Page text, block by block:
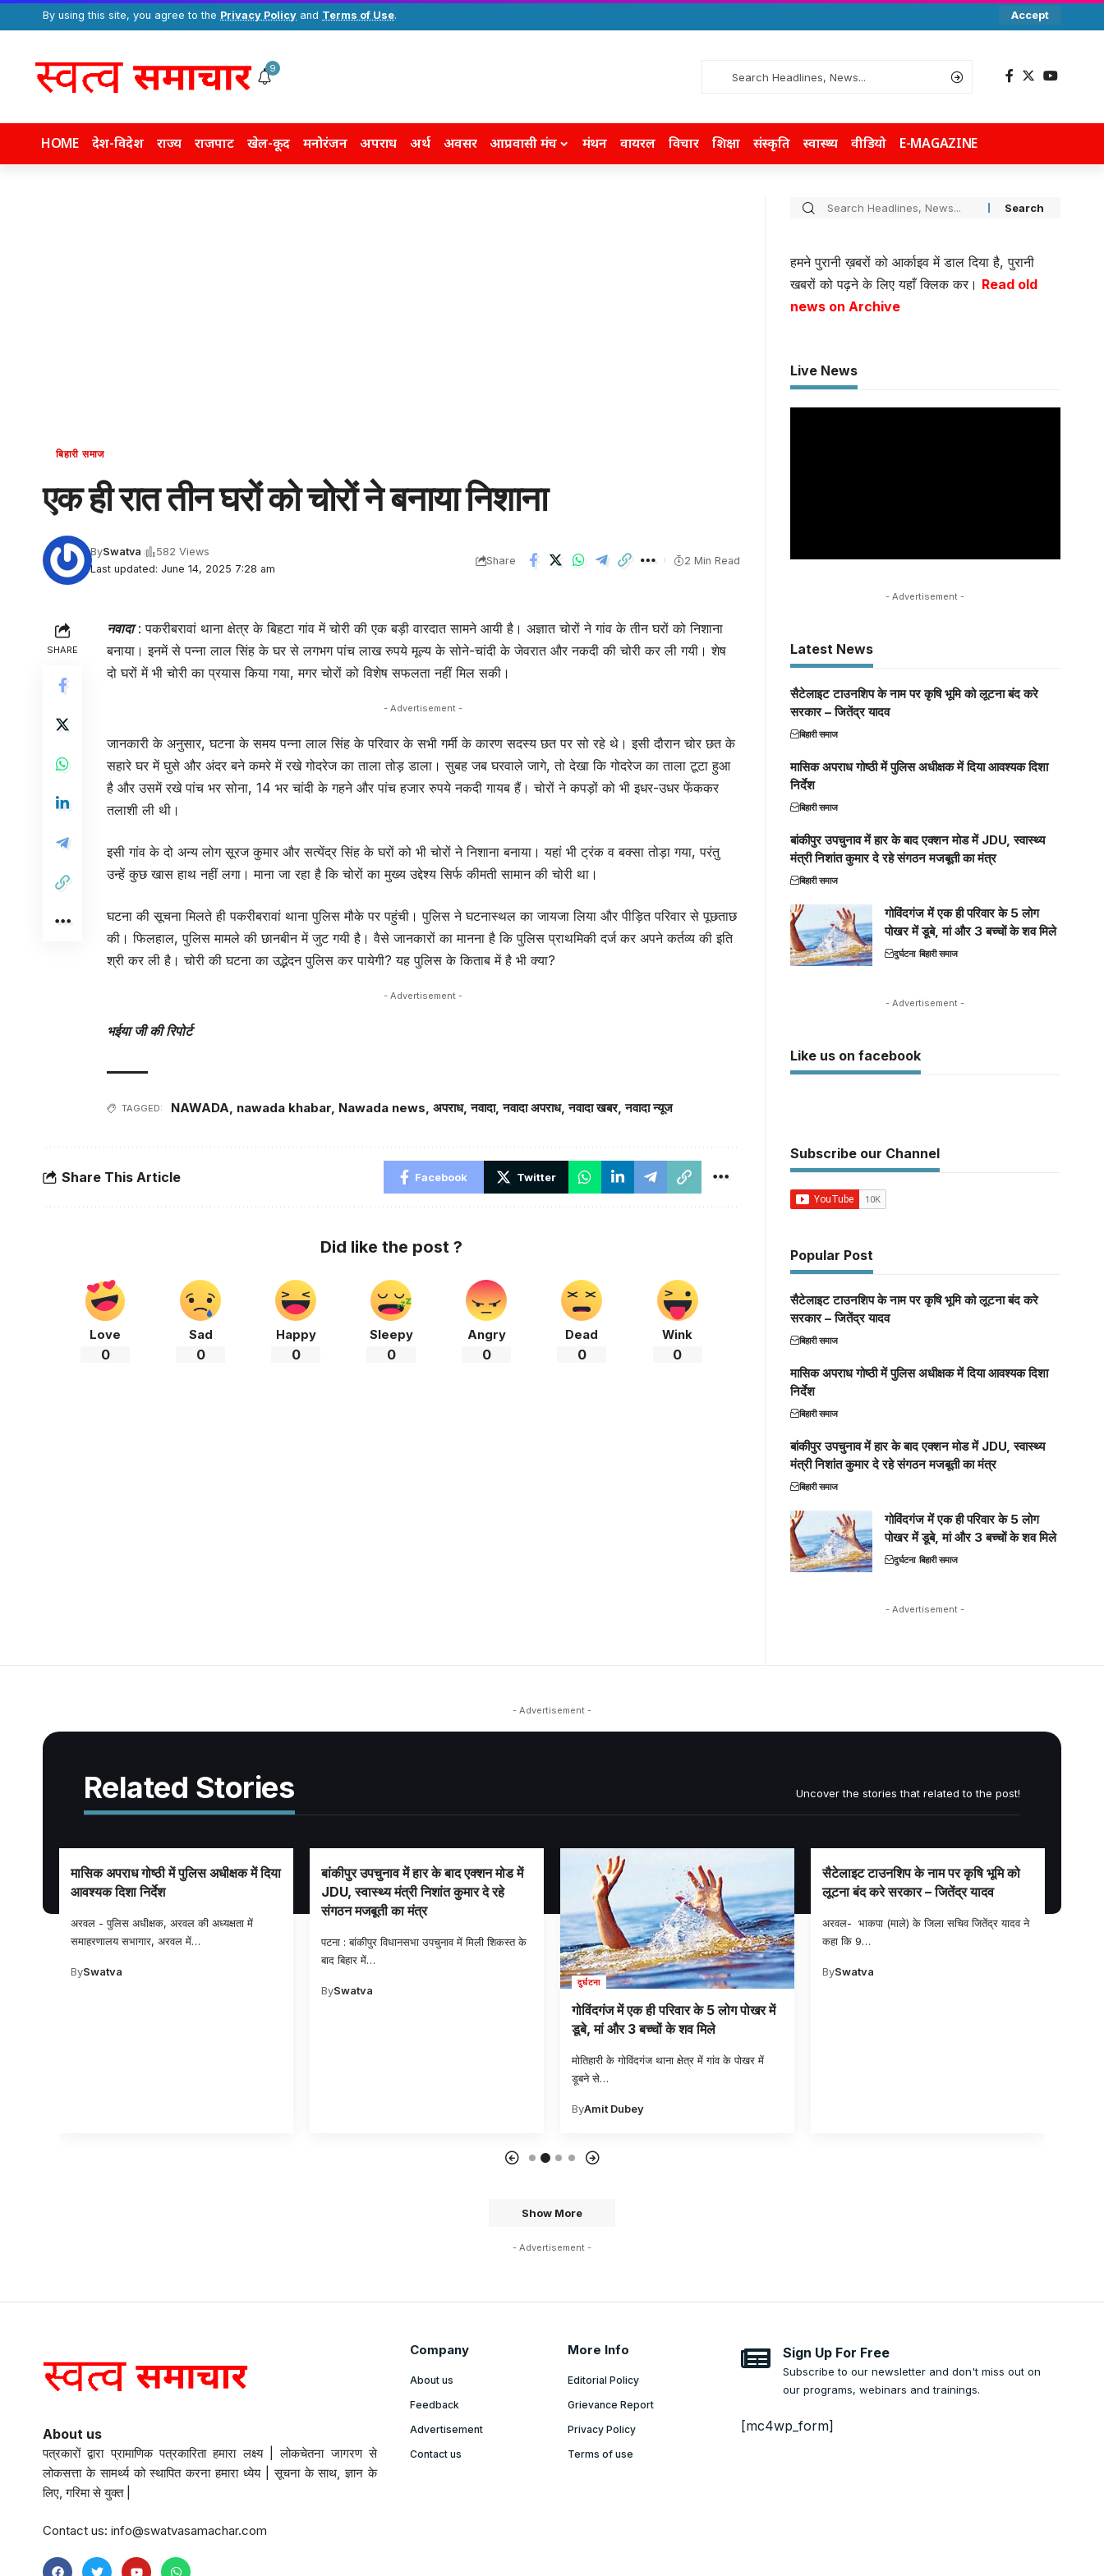
By using this site, you agree to the Privacy Policy and Terms of Use. Accept
9
HOME देश-विदेश राज्य राजपाट खेल-कूद मनोरंजन अपराध अर्थ अवसर आप्रवासी मंच मंथन वायरल विचार शिक्षा संस्कृति स्वास्थ्य वीडियो E-MAGAZINE
बिहारी समाज
एक ही रात तीन घरों को चोरों ने बनाया निशाना
Last updated: June 14, 2025 7:28 am
BySwatva 582 Views
Share 2 Min Read
SHARE
नवादा: पकरीबरावां थाना क्षेत्र के बिहटा गांव में चोरी की एक बड़ी वारदात सामने आयी है। अज्ञात चोरों ने गांव के तीन घरों को निशाना
बनाया। इनमें से पन्ना लाल सिंह के घर से लगभग पांच लाख रुपये मूल्य के सोने-चांदी के जेवरात और नकदी की चोरी कर ली गयी। शेष
दो घरों में भी चोरी का प्रयास किया गया, मगर चोरों को विशेष सफलता नहीं मिल सकी।
- Advertisement -
जानकारी के अनुसार, घटना के समय पन्ना लाल सिंह के परिवार के सभी गर्मी के कारण सदस्य छत पर सो रहे थे। इसी दौरान चोर छत के
सहारे घर में घुसे और अंदर बने कमरे में रखे गोदरेज का ताला तोड़ डाला। सुबह जब घरवाले जागे, तो देखा कि गोदरेज का ताला टूटा हुआ
है और उसमें रखे पांच भर सोना, 14 भर चांदी के गहने और पांच हजार रुपये नकदी गायब हैं। चोरों ने कपड़ों को भी इधर-उधर फेंककर
तलाशी ली थी।
इसी गांव के दो अन्य लोग सूरज कुमार और सत्येंद्र सिंह के घरों को भी चोरों ने निशाना बनाया। यहां भी ट्रंक व बक्सा तोड़ा गया, परंतु
उन्हें कुछ खास हाथ नहीं लगा। माना जा रहा है कि चोरों का मुख्य उद्देश्य सिर्फ कीमती सामान की चोरी था।
घटना की सूचना मिलते ही पकरीबरावां थाना पुलिस मौके पर पहुंची। पुलिस ने घटनास्थल का जायजा लिया और पीड़ित परिवार से पूछताछ
की। फिलहाल, पुलिस मामले की छानबीन में जुट गयी है। वैसे जानकारों का मानना है कि पुलिस प्राथमिकी दर्ज कर अपने कर्तव्य की इति
श्री कर ली है। चोरी की घटना का उद्भेदन पुलिस कर पायेगी? यह पुलिस के किताब में है भी क्या?
- Advertisement -
भईया जी की रिपोर्ट
TAGGED: NAWADA, nawada khabar, Nawada news, अपराध,नवादा,नवादा अपराध,नवादा खबर,नवादा न्यूज
Share This Article Facebook Twitter
Did like the post ?
Love
0
Sad
0
Happy
0
Sleepy
0
Angry
0
Dead
0
Wink
0
हमने पुरानी ख़बरों को आर्काइव में डाल दिया है, पुरानी
खबरों को पढ़ने के लिए यहाँ क्लिक कर। Read old
news on Archive
Live News
- Advertisement -
Latest News
सैटेलाइट टाउनशिप के नाम पर कृषि भूमि को लूटना बंद करे
सरकार – जितेंद्र यादव
बिहारी समाज
मासिक अपराध गोष्ठी में पुलिस अधीक्षक में दिया आवश्यक दिशा
निर्देश
बिहारी समाज
बांकीपुर उपचुनाव में हार के बाद एक्शन मोड में JDU, स्वास्थ्य
मंत्री निशांत कुमार दे रहे संगठन मजबूती का मंत्र
बिहारी समाज
गोविंदगंज में एक ही परिवार के 5 लोग
पोखर में डूबे, मां और 3 बच्चों के शव मिले
दुर्घटना बिहारी समाज
- Advertisement -
Like us on facebook
Subscribe our Channel
Popular Post
सैटेलाइट टाउनशिप के नाम पर कृषि भूमि को लूटना बंद करे
सरकार – जितेंद्र यादव
बिहारी समाज
मासिक अपराध गोष्ठी में पुलिस अधीक्षक में दिया आवश्यक दिशा
निर्देश
बिहारी समाज
बांकीपुर उपचुनाव में हार के बाद एक्शन मोड में JDU, स्वास्थ्य
मंत्री निशांत कुमार दे रहे संगठन मजबूती का मंत्र
बिहारी समाज
गोविंदगंज में एक ही परिवार के 5 लोग
पोखर में डूबे, मां और 3 बच्चों के शव मिले
दुर्घटना बिहारी समाज
- Advertisement -
- Advertisement -
Related Stories Uncover the stories that related to the post!
मासिक अपराध गोष्ठी में पुलिस अधीक्षक में दिया
आवश्यक दिशा निर्देश
अरवल - पुलिस अधीक्षक, अरवल की अध्यक्षता में
समाहरणालय सभागार, अरवल में…
BySwatva
बांकीपुर उपचुनाव में हार के बाद एक्शन मोड में
JDU, स्वास्थ्य मंत्री निशांत कुमार दे रहे
संगठन मजबूती का मंत्र
पटना : बांकीपुर विधानसभा उपचुनाव में मिली शिकस्त के
बाद बिहार में…
BySwatva
दुर्घटना
गोविंदगंज में एक ही परिवार के 5 लोग पोखर में
डूबे, मां और 3 बच्चों के शव मिले
मोतिहारी के गोविंदगंज थाना क्षेत्र में गांव के पोखर में
डूबने से…
ByAmit Dubey
सैटेलाइट टाउनशिप के नाम पर कृषि भूमि को
लूटना बंद करे सरकार – जितेंद्र यादव
अरवल- भाकपा (माले) के जिला सचिव जितेंद्र यादव ने
कहा कि 9…
BySwatva
Show More
- Advertisement -
About us
पत्रकारों द्वारा प्रामाणिक पत्रकारिता हमारा लक्ष्य | लोकचेतना जागरण से
लोकसत्ता के सामर्थ्य को स्थापित करना हमारा ध्येय | सूचना के साथ, ज्ञान के
लिए, गरिमा से युक्त |
Contact us: info@swatvasamachar.com
Company
About us
Feedback
Advertisement
Contact us
More Info
Editorial Policy
Grievance Report
Privacy Policy
Terms of use
Sign Up For Free
Subscribe to our newsletter and don't miss out on
our programs, webinars and trainings.
[mc4wp_form]